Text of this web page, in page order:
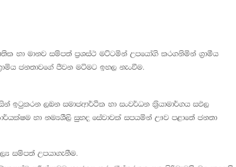
හා මානව සම්පත් ප්‍රශස්ථ මට්ටමින් උපයෝගි කරගනිමින් ග්‍රාමීය
ජනතාවගේ ජීවන මටිමට ඉහල නැංවීම.
ඉටුකරන ලබන සමාජආර්ථීක හා සංවර්ධන ක්‍රියාමාර්ගය සඵල
හා නම්‍යශීලි සුහද සේවාවක් සපයමින් ඌව පළාතේ ජනතා
සම්පත් උපයාගැනීම.